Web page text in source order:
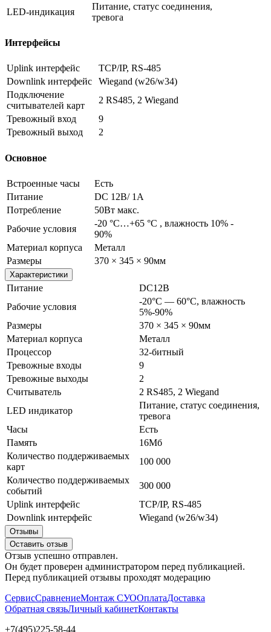
LED-индикация
Питание, статус соединения,
тревога
Интерфейсы
Uplink интерфейс
TCP/IP, RS-485
Downlink интерфейс
Wiegand (w26/w34)
Подключение
считывателей карт
2 RS485, 2 Wiegand
Тревожный вход
9
Тревожный выход
2
Основное
Встроенные часы
Есть
Питание
DC 12В/ 1А
Потребление
50Вт макс.
Рабочие условия
-20 °C…+65 °C , влажность 10% -
90%
Материал корпуса
Металл
Размеры
370 × 345 × 90мм
Характеристики
Питание
DC12В
Рабочие условия
-20°С — 60°С, влажность
5%-90%
Размеры
370 × 345 × 90мм
Материал корпуса
Металл
Процессор
32-битный
Тревожные входы
9
Тревожные выходы
2
Считыватель
2 RS485, 2 Wiegand
LED индикатор
Питание, статус соединения,
тревога
Часы
Есть
Память
16Мб
Количество поддерживаемых
карт
100 000
Количество поддерживаемых
событий
300 000
Uplink интерфейс
TCP/IP, RS-485
Downlink интерфейс
Wiegand (w26/w34)
Отзывы
Оставить отзыв
Отзыв успешно отправлен.
Он будет проверен администратором перед публикацией.
Перед публикацией отзывы проходят модерацию
СервисСравнениеМонтаж СУООплатаДоставка
Обратная связьЛичный кабинетКонтакты
+7(495)225-58-44